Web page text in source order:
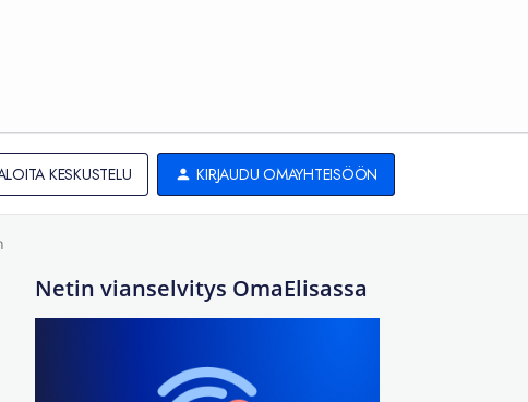
KESKUSTELU KIRJAUDU OMAYHTEISÖÖN
Netin vianselvitys OmaElisassa